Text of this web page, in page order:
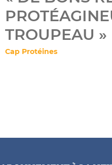
TROUPEAU »
Cap Protéines